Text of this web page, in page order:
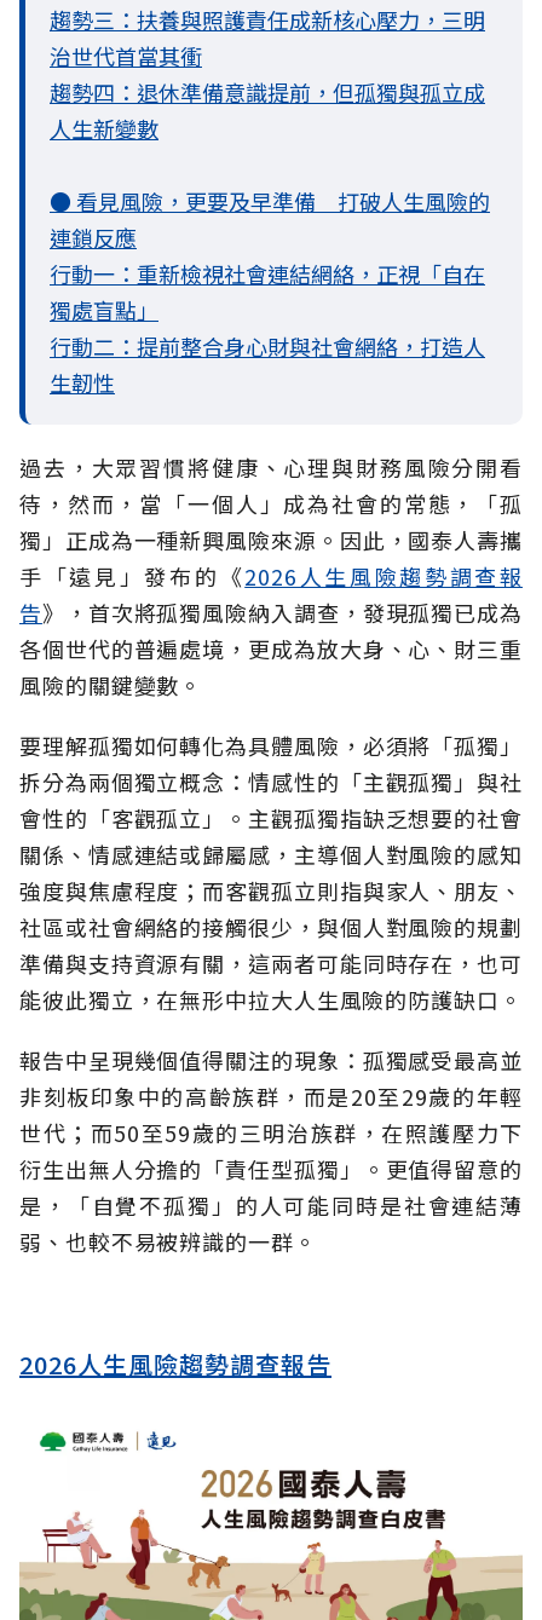
趨勢三：扶養與照護責任成新核心壓力，三明
治世代首當其衝
趨勢四：退休準備意識提前，但孤獨與孤立成
人生新變數
● 看見風險，更要及早準備 打破人生風險的
連鎖反應
行動一：重新檢視社會連結網絡，正視「自在
獨處盲點」
行動二：提前整合身心財與社會網絡，打造人
生韌性
過去，大眾習慣將健康、心理與財務風險分開看
待，然而，當「一個人」成為社會的常態，「孤
獨」正成為一種新興風險來源。因此，國泰人壽攜
手「遠見」發布的《2026人生風險趨勢調查報
告》，首次將孤獨風險納入調查，發現孤獨已成為
各個世代的普遍處境，更成為放大身、心、財三重
風險的關鍵變數。
要理解孤獨如何轉化為具體風險，必須將「孤獨」
拆分為兩個獨立概念：情感性的「主觀孤獨」與社
會性的「客觀孤立」。主觀孤獨指缺乏想要的社會
關係、情感連結或歸屬感，主導個人對風險的感知
強度與焦慮程度；而客觀孤立則指與家人、朋友、
社區或社會網絡的接觸很少，與個人對風險的規劃
準備與支持資源有關，這兩者可能同時存在，也可
能彼此獨立，在無形中拉大人生風險的防護缺口。
報告中呈現幾個值得關注的現象：孤獨感受最高並
非刻板印象中的高齡族群，而是20至29歲的年輕
世代；而50至59歲的三明治族群，在照護壓力下
衍生出無人分擔的「責任型孤獨」。更值得留意的
是，「自覺不孤獨」的人可能同時是社會連結薄
弱、也較不易被辨識的一群。
2026人生風險趨勢調查報告